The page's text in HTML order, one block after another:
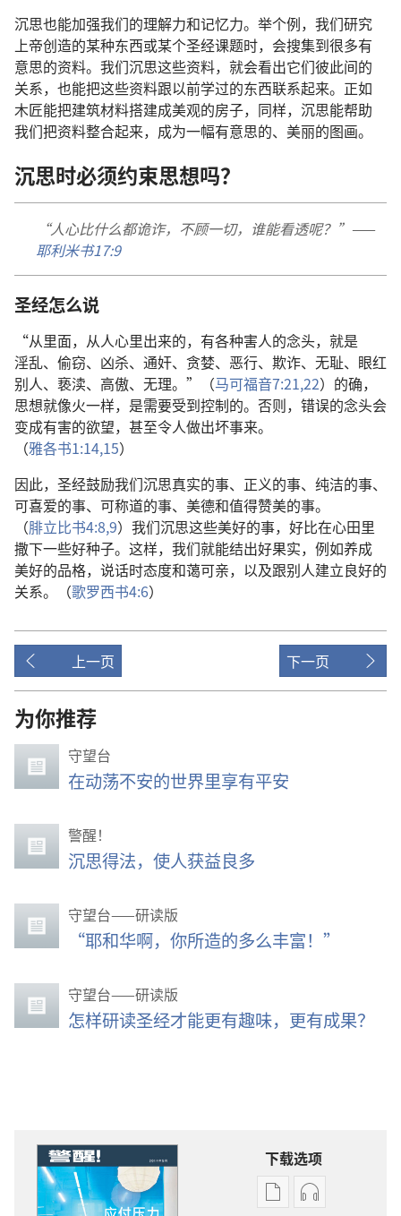
沉思也能加强我们的理解力和记忆力。 举个例， 我们研究
上帝创造的某种东西或某个圣经课题时， 会搜集到很多有
意思的资料。 我们沉思这些资料， 就会看出它们彼此间的
关系， 也能把这些资料跟以前学过的东西联系起来。 正如
木匠能把建筑材料搭建成美观的房子， 同样， 沉思能帮助
我们把资料整合起来， 成为一幅有意思的、 美丽的图画。
沉思时必须约束思想吗？
“人心比什么都诡诈， 不顾一切， 谁能看透呢？”——
耶利米书17:9
圣经怎么说
“从里面， 从人心里出来的， 有各种害人的念头， 就是
淫乱、 偷窃、 凶杀、 通奸、 贪婪、 恶行、 欺诈、 无耻、 眼红
别人、 亵渎、 高傲、 无理。”（马可福音7:21,22） 的确，
思想就像火一样， 是需要受到控制的。 否则， 错误的念头会
变成有害的欲望， 甚至令人做出坏事来。
（雅各书1:14,15）
因此， 圣经鼓励我们沉思真实的事、 正义的事、 纯洁的事、
可喜爱的事、 可称道的事、 美德和值得赞美的事。
（腓立比书4:8,9） 我们沉思这些美好的事， 好比在心田里
撒下一些好种子。 这样， 我们就能结出好果实， 例如养成
美好的品格， 说话时态度和蔼可亲， 以及跟别人建立良好的
关系。（歌罗西书4:6）
上一页 下一页
为你推荐
守望台
在动荡不安的世界里享有平安
警醒！
沉思得法，使人获益良多
守望台——研读版
“耶和华啊，你所造的多么丰富！”
守望台——研读版
怎样研读圣经才能更有趣味，更有成果？
下载选项
出
音